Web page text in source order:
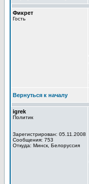
Фикрет
Гость
Вернуться к началу
igrek
Политик
Зарегистрирован: 05.11.2008
Сообщения: 753
Откуда: Минск, Белоруссия